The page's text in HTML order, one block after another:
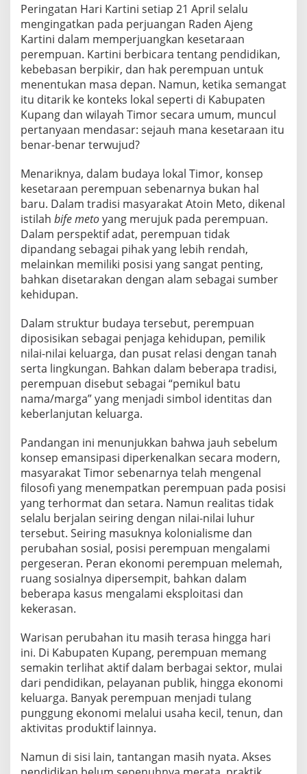
Peringatan Hari Kartini setiap 21 April selalu
mengingatkan pada perjuangan Raden Ajeng
Kartini dalam memperjuangkan kesetaraan
perempuan. Kartini berbicara tentang pendidikan,
kebebasan berpikir, dan hak perempuan untuk
menentukan masa depan. Namun, ketika semangat
itu ditarik ke konteks lokal seperti di Kabupaten
Kupang dan wilayah Timor secara umum, muncul
pertanyaan mendasar: sejauh mana kesetaraan itu
benar-benar terwujud?
Menariknya, dalam budaya lokal Timor, konsep
kesetaraan perempuan sebenarnya bukan hal
baru. Dalam tradisi masyarakat Atoin Meto, dikenal
istilah bife metoyang merujuk pada perempuan.
Dalam perspektif adat, perempuan tidak
dipandang sebagai pihak yang lebih rendah,
melainkan memiliki posisi yang sangat penting,
bahkan disetarakan dengan alam sebagai sumber
kehidupan.
Dalam struktur budaya tersebut, perempuan
diposisikan sebagai penjaga kehidupan, pemilik
nilai-nilai keluarga, dan pusat relasi dengan tanah
serta lingkungan. Bahkan dalam beberapa tradisi,
perempuan disebut sebagai “pemikul batu
nama/marga” yang menjadi simbol identitas dan
keberlanjutan keluarga.
Pandangan ini menunjukkan bahwa jauh sebelum
konsep emansipasi diperkenalkan secara modern,
masyarakat Timor sebenarnya telah mengenal
filosofi yang menempatkan perempuan pada posisi
yang terhormat dan setara. Namun realitas tidak
selalu berjalan seiring dengan nilai-nilai luhur
tersebut. Seiring masuknya kolonialisme dan
perubahan sosial, posisi perempuan mengalami
pergeseran. Peran ekonomi perempuan melemah,
ruang sosialnya dipersempit, bahkan dalam
beberapa kasus mengalami eksploitasi dan
kekerasan.
Warisan perubahan itu masih terasa hingga hari
ini. Di Kabupaten Kupang, perempuan memang
semakin terlihat aktif dalam berbagai sektor, mulai
dari pendidikan, pelayanan publik, hingga ekonomi
keluarga. Banyak perempuan menjadi tulang
punggung ekonomi melalui usaha kecil, tenun, dan
aktivitas produktif lainnya.
Namun di sisi lain, tantangan masih nyata. Akses